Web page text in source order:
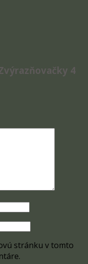
4
stránku v tomto